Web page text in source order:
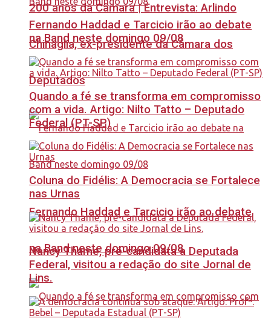
200 anos da Câmara | Entrevista: Arlindo
Chinaglia, ex-presidente da Câmara dos
Deputados
Fernando Haddad e Tarcicio irão ao debate
na Band neste domingo 09/08
Fernando Haddad e Tarcicio irão ao debate
na Band neste domingo 09/08
Quando a fé se transforma em compromisso
com a vida. Artigo: Nilto Tatto – Deputado
Federal (PT-SP)
Coluna do Fidélis: A Democracia se Fortalece
nas Urnas
Nancy Thame, pré-candidata a Deputada
Federal, visitou a redação do site Jornal de
Lins.